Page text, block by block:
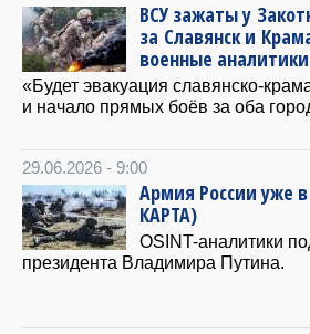
ВСУ зажаты у
за Славянск и
военные
«Будет эвакуация славянско-
и начало прямых боёв за оба
29.06.2026 - 9:00
Армия России уже
КАРТА)
OSINT-аналитики
президента Владимира Путина.